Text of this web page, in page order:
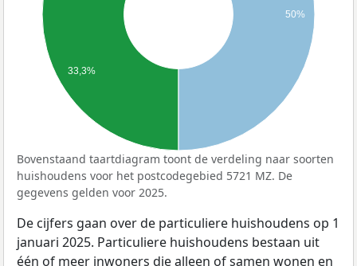
33,3%
50%
Bovenstaand taartdiagram toont de verdeling naar soorten
huishoudens voor het postcodegebied 5721 MZ. De
gegevens gelden voor 2025.
De cijfers gaan over de particuliere huishoudens op 1
januari 2025. Particuliere huishoudens bestaan uit
één of meer inwoners die alleen of samen wonen en